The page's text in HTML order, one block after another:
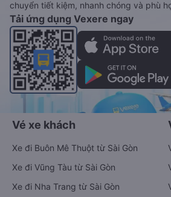
chuyển tiết kiệm, nhanh chóng và phù
Tải ứng dụng Vexere ngay
Vé xe khách
Xe đi Buôn Mê Thuột từ Sài Gòn
Xe đi Vũng Tàu từ Sài Gòn
Xe đi Nha Trang từ Sài Gòn